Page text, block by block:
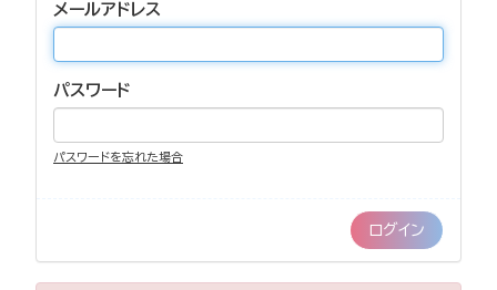
メールアドレス
パスワード
パスワードを忘れた場合